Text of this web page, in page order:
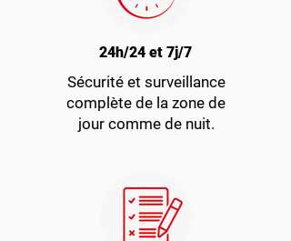
24h/24 et 7j/7
Sécurité et surveillance
complète de la zone de
jour comme de nuit.